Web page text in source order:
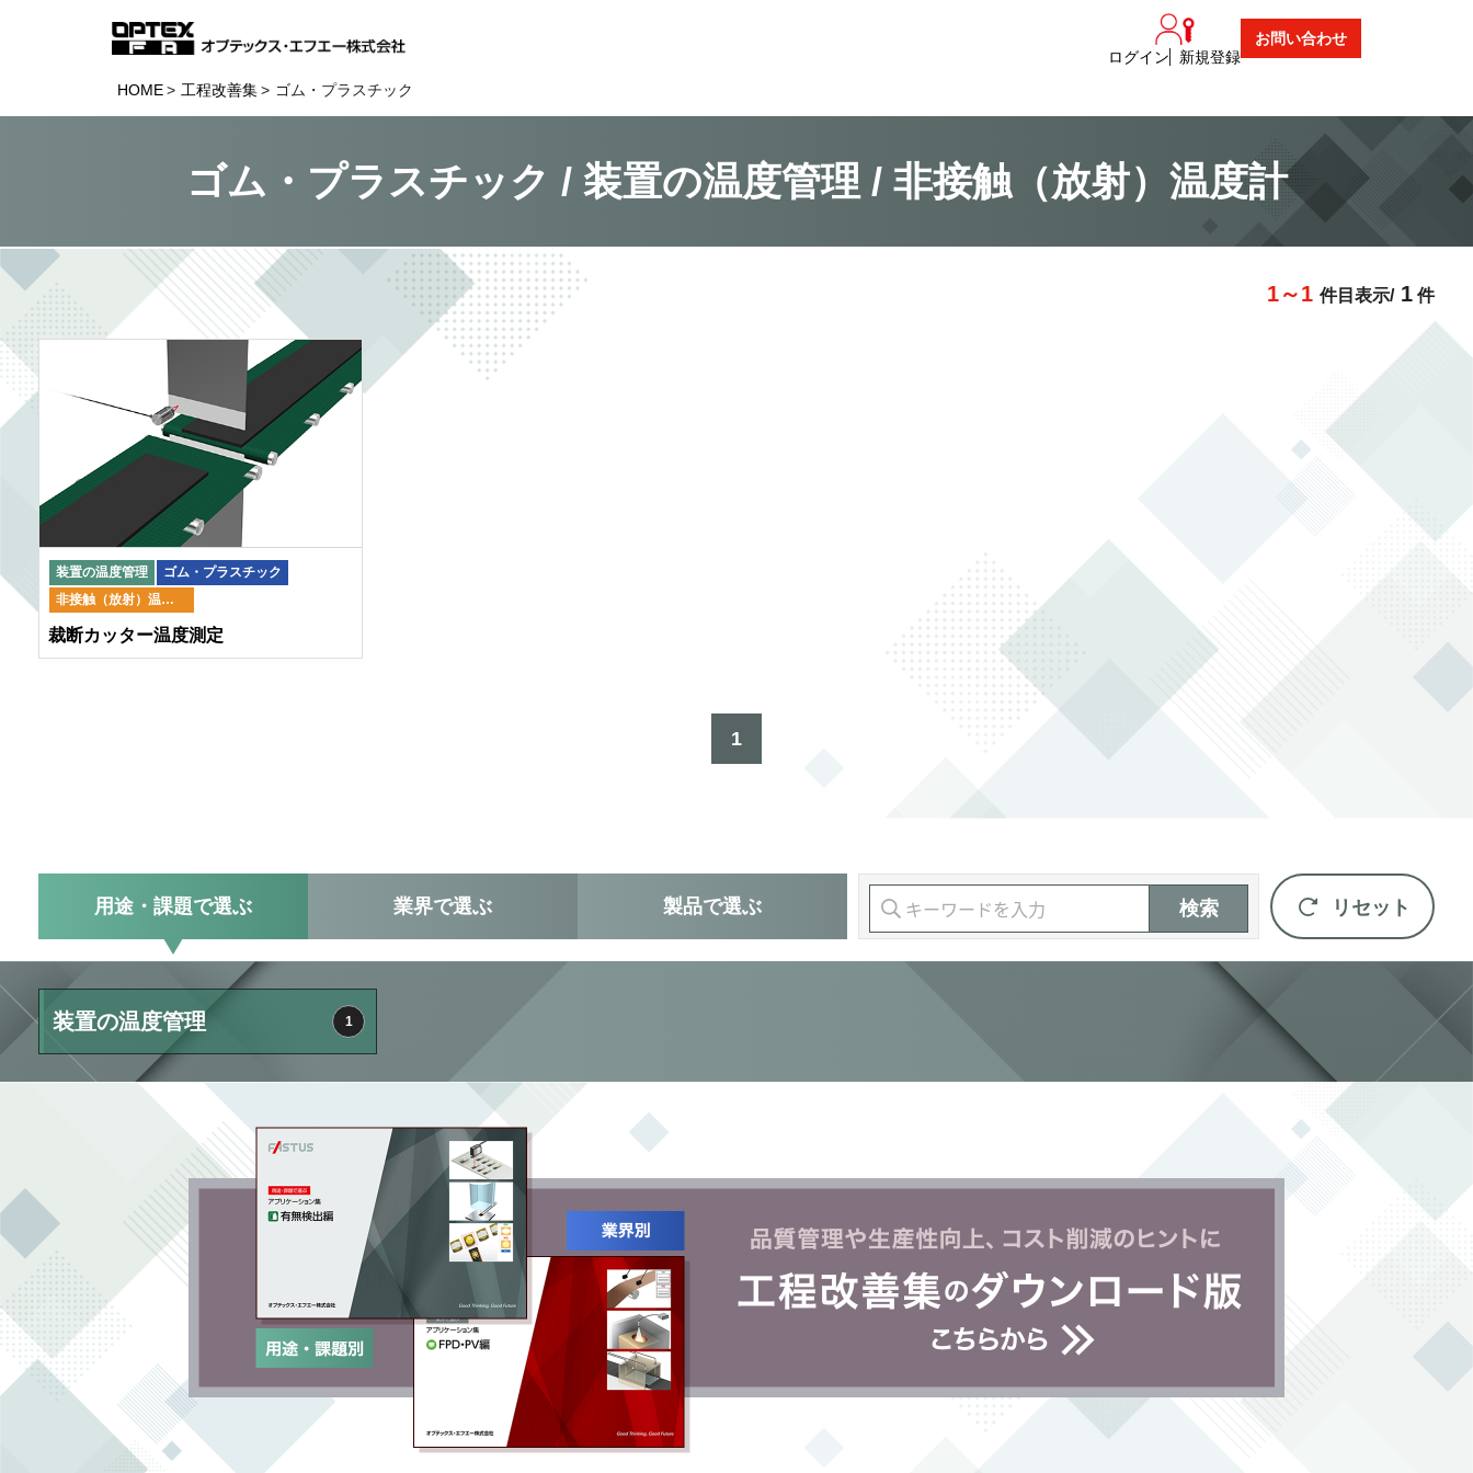
ログイン 新規登録
お問い合わせ
HOME 工程改善集 ゴム・プラスチック
ゴム・プラスチック / 装置の温度管理 / 非接触（放射）温度計
1～1 件目表示/ 1 件
装置の温度管理
ゴム・プラスチック
非接触（放射）温度計
裁断カッター温度測定
1
用途・課題で選ぶ 業界で選ぶ 製品で選ぶ 検索 リセット
装置の温度管理 1